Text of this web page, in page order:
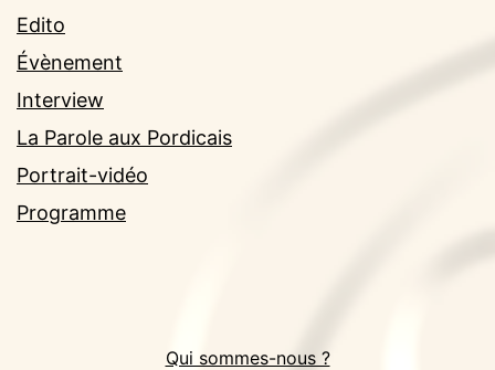
Edito
Évènement
Interview
La Parole aux Pordicais
Portrait-vidéo
Programme
Qui sommes-nous ?